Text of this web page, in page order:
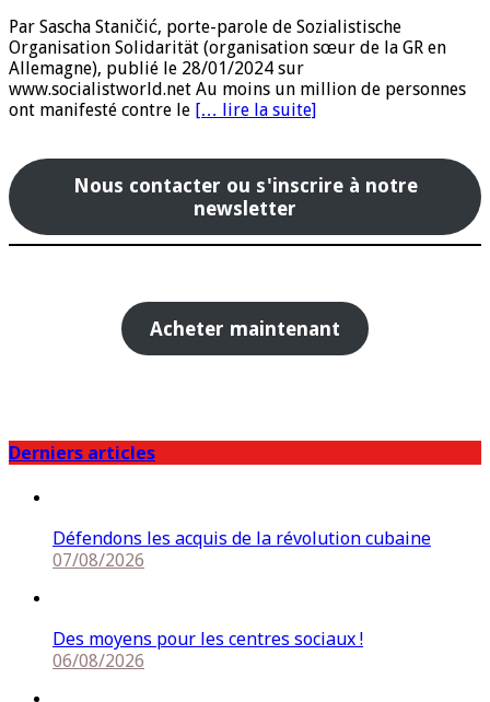
Par Sascha Staničić, porte-parole de Sozialistische
Organisation Solidarität (organisation sœur de la GR en
Allemagne), publié le 28/01/2024 sur
www.socialistworld.net Au moins un million de personnes
ont manifesté contre le [… lire la suite]
Nous contacter ou s'inscrire à notre
newsletter
Acheter maintenant
Derniers articles
Défendons les acquis de la révolution cubaine
07/08/2026
Des moyens pour les centres sociaux !
06/08/2026